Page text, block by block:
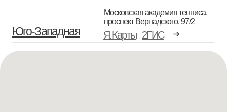
Юго-Западная
Московская академия тенниса,
проспект Вернадского, 97/2
Я.Карты 2ГИС